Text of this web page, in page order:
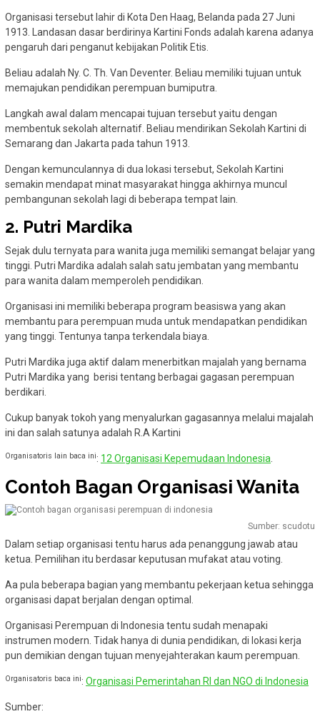
Organisasi tersebut lahir di Kota Den Haag, Belanda pada 27 Juni
1913. Landasan dasar berdirinya Kartini Fonds adalah karena adanya
pengaruh dari penganut kebijakan Politik Etis.
Beliau adalah Ny. C. Th. Van Deventer. Beliau memiliki tujuan untuk
memajukan pendidikan perempuan bumiputra.
Langkah awal dalam mencapai tujuan tersebut yaitu dengan
membentuk sekolah alternatif. Beliau mendirikan Sekolah Kartini di
Semarang dan Jakarta pada tahun 1913.
Dengan kemunculannya di dua lokasi tersebut, Sekolah Kartini
semakin mendapat minat masyarakat hingga akhirnya muncul
pembangunan sekolah lagi di beberapa tempat lain.
2. Putri Mardika
Sejak dulu ternyata para wanita juga memiliki semangat belajar yang
tinggi. Putri Mardika adalah salah satu jembatan yang membantu
para wanita dalam memperoleh pendidikan.
Organisasi ini memiliki beberapa program beasiswa yang akan
membantu para perempuan muda untuk mendapatkan pendidikan
yang tinggi. Tentunya tanpa terkendala biaya.
Putri Mardika juga aktif dalam menerbitkan majalah yang bernama
Putri Mardika yang berisi tentang berbagai gagasan perempuan
berdikari.
Cukup banyak tokoh yang menyalurkan gagasannya melalui majalah
ini dan salah satunya adalah R.A Kartini
Organisatoris lain baca ini: 12 Organisasi Kepemudaan Indonesia
Contoh Bagan Organisasi Wanita
Sumber: scudotu
Dalam setiap organisasi tentu harus ada penanggung jawab atau
ketua. Pemilihan itu berdasar keputusan mufakat atau voting.
Aa pula beberapa bagian yang membantu pekerjaan ketua sehingga
organisasi dapat berjalan dengan optimal.
Organisasi Perempuan di Indonesia tentu sudah menapaki
instrumen modern. Tidak hanya di dunia pendidikan, di lokasi kerja
pun demikian dengan tujuan menyejahterakan kaum perempuan.
Organisatoris baca ini: Organisasi Pemerintahan RI dan NGO di Indonesia
Sumber: